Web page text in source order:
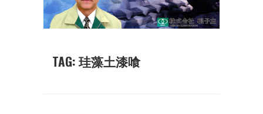
TAG: 珪藻土漆喰